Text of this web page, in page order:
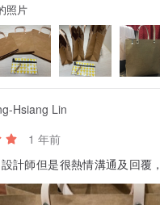
照片
Hsiang Lin
1 年前
計師但是很熱情溝通及回覆